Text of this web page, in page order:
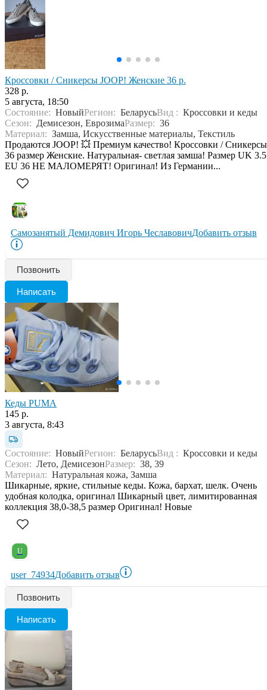
Кроссовки / Сникерсы JOOP! Женские 36 р.
328 р.
5 августа, 18:50
Состояние: НовыйРегион: БеларусьВид : Кроссовки и кеды
Сезон: Демисезон, ЕврозимаРазмер: 36
Материал: Замша, Искусственные материалы, Текстиль
Продаются JOOP! 💥 Премиум качество! Кроссовки / Сникерсы
36 размер Женские. Натуральная- светлая замша! Размер UK 3.5
EU 36 НЕ МАЛОМЕРЯТ! Оригинал! Из Германии...
Самозанятый Демидович Игорь ЧеславовичДобавить отзыв
Позвонить
Написать
Кеды PUMA
145 р.
3 августа, 8:43
Состояние: НовыйРегион: БеларусьВид : Кроссовки и кеды
Сезон: Лето, ДемисезонРазмер: 38, 39
Материал: Натуральная кожа, Замша
Шикарные, яркие, стильные кеды. Кожа, бархат, шелк. Очень
удобная колодка, оригинал Шикарный цвет, лимитированная
коллекция 38,0-38,5 размер Оригинал! Новые
U
user_74934Добавить отзыв
Позвонить
Написать